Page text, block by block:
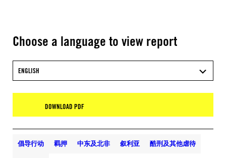
Choose a language to view report
ENGLISH
DOWNLOAD PDF
倡导行动 羁押 中东及北非 叙利亚 酷刑及其他虐待